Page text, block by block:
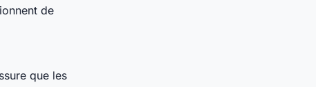
de
que les